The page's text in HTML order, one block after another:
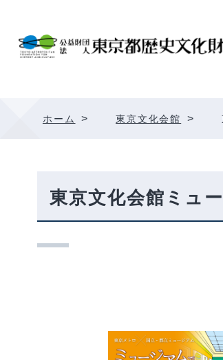
ホーム > 東京文化会館 >
東京文化会館ミュ